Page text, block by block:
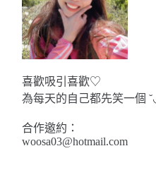
喜歡吸引喜歡♡
為每天的自己都先笑一個
合作邀約：
woosa03@hotmail.com